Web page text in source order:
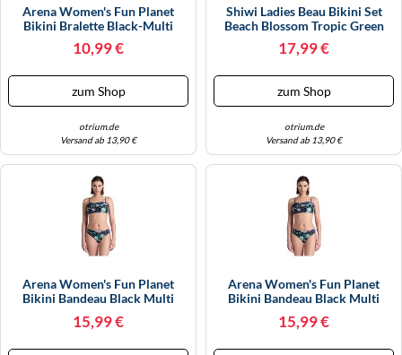
Arena Women's Fun Planet
Bikini Bralette Black-Multi
Größe: S | Bikinis Outlet |
Damen | Schwarz
10,99 €
zum Shop
otrium.de
Versand ab 13,90 €
Shiwi Ladies Beau Bikini Set
Beach Blossom Tropic Green
Blossom Größe: 34 | Bikinis
Outlet | Damen | Grün
17,99 €
zum Shop
otrium.de
Versand ab 13,90 €
Arena Women's Fun Planet
Bikini Bandeau Black Multi
Damen | Schwarz
15,99 €
Arena Women's Fun Planet
Bikini Bandeau Black Multi
Damen | Schwarz
15,99 €